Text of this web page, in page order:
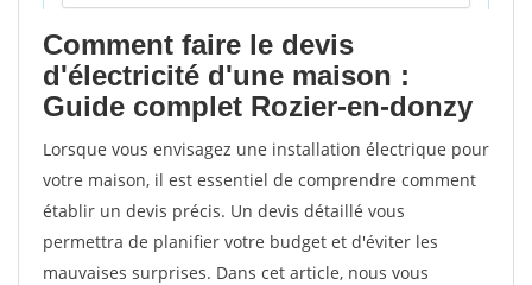
Comment faire le devis
d'électricité d'une maison :
Guide complet Rozier-en-donzy
Lorsque vous envisagez une installation électrique pour
votre maison, il est essentiel de comprendre comment
établir un devis précis. Un devis détaillé vous
permettra de planifier votre budget et d'éviter les
mauvaises surprises. Dans cet article, nous vous